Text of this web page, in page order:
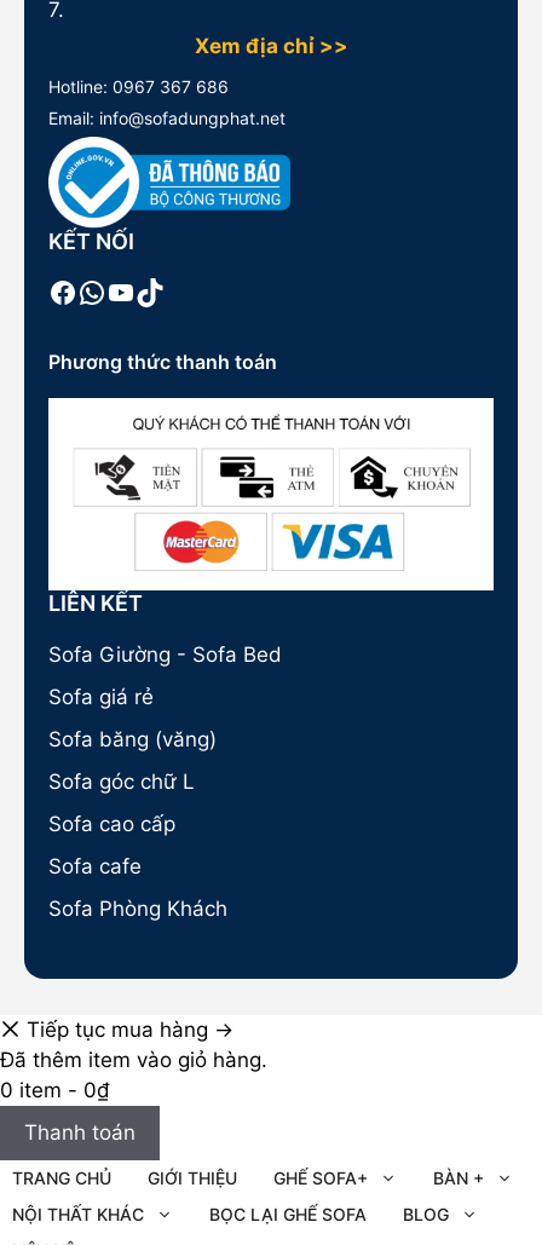
7.
Xem địa chỉ >>
Hotline: 0967 367 686
Email: info@sofadungphat.net
KẾT NỐI
Facebook
WhatsApp
Youtube
TikTok
Phương thức thanh toán
LIÊN KẾT
Sofa Giường - Sofa Bed
Sofa giá rẻ
Sofa băng (văng)
Sofa góc chữ L
Sofa cao cấp
Sofa cafe
Sofa Phòng Khách
Tiếp tục mua hàng →
Đã thêm item vào giỏ hàng.
0 item - 0₫
Thanh toán
TRANG CHỦ GIỚI THIỆU GHẾ SOFA+
BÀN +
NỘI THẤT KHÁC
BỌC LẠI GHẾ SOFA
BLOG